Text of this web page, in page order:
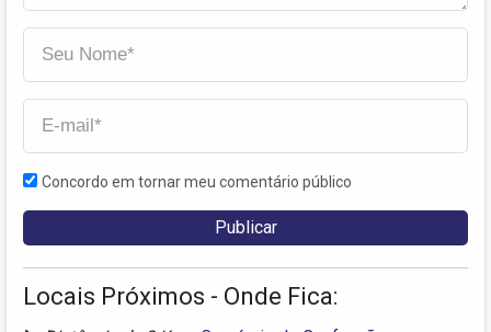
Concordo em tornar meu comentário público
Locais Próximos - Onde Fica: